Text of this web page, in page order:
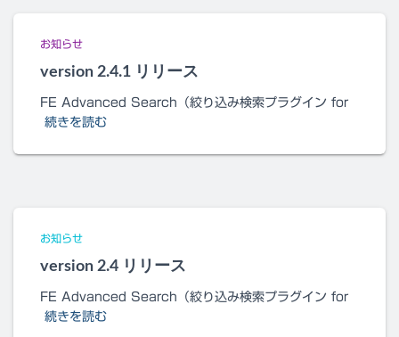
お知らせ
version 2.4.1 リリース
FE Advanced Search（絞り込み検索プラグイン for
続きを読む
お知らせ
version 2.4 リリース
FE Advanced Search（絞り込み検索プラグイン for
続きを読む